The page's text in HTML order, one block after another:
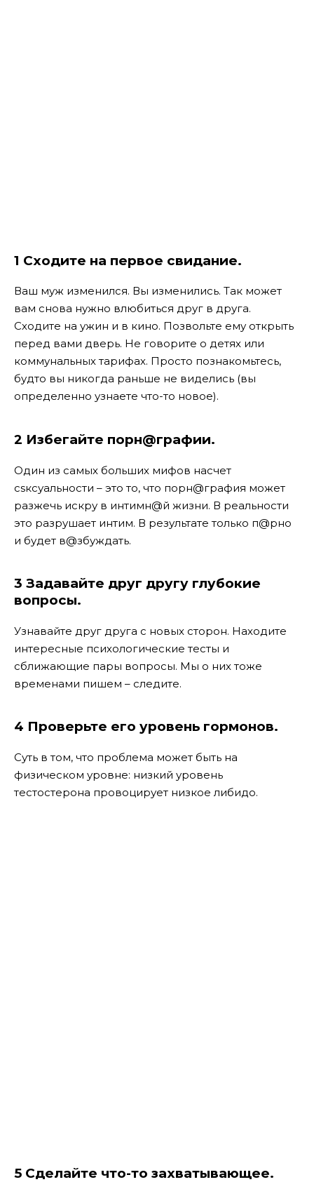
1 Сходите на первое свидание.
Ваш муж изменился. Вы изменились. Так может
вам снова нужно влюбиться друг в друга.
Сходите на ужин и в кино. Позвольте ему открыть
перед вами дверь. Не говорите о детях или
коммунальных тарифах. Просто познакомьтесь,
будто вы никогда раньше не виделись (вы
определенно узнаете что-то новое).
2 Избегайте порн@графии.
Один из самых больших мифов насчет
сsксуальности – это то, что порн@графия может
разжечь искру в интимн@й жизни. В реальности
это разрушает интим. В результате только п@рно
и будет в@збуждать.
3 Задавайте друг другу глубокие
вопросы.
Узнавайте друг друга с новых сторон. Находите
интересные психологические тесты и
сближающие пары вопросы. Мы о них тоже
временами пишем – следите.
4 Проверьте его уровень гормонов.
Суть в том, что проблема может быть на
физическом уровне: низкий уровень
тестостерона провоцирует низкое либидо.
5 Сделайте что-то захватывающее.